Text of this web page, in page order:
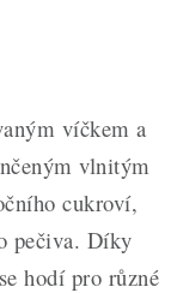
víčkem a
vlnitým
cukroví,
pečiva. Díky
hodí pro různé